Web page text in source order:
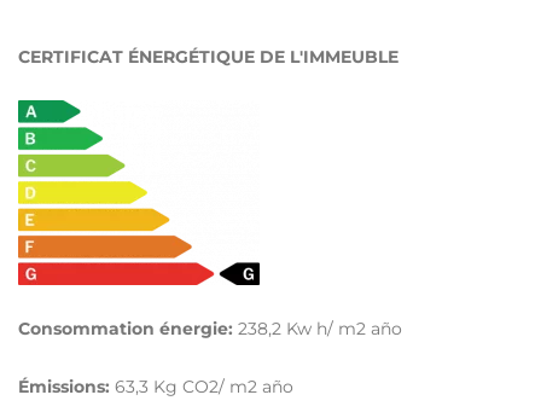
CERTIFICAT ÉNERGÉTIQUE DE L'IMMEUBLE
Consommation énergie: 238,2 Kw h/ m2 año
Émissions: 63,3 Kg CO2/ m2 año